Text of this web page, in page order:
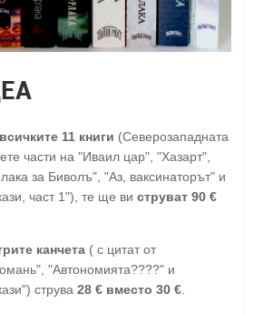
11 книги (Северозападната
части на "Иваил цар", "Хазарт",
за Биволъ", "Аз, ваксинаторът" и
част 1"), те ще ви струват 90 €
канчета ( с цитат от
"Автономията????" и
струва 28 € вместо 30 €